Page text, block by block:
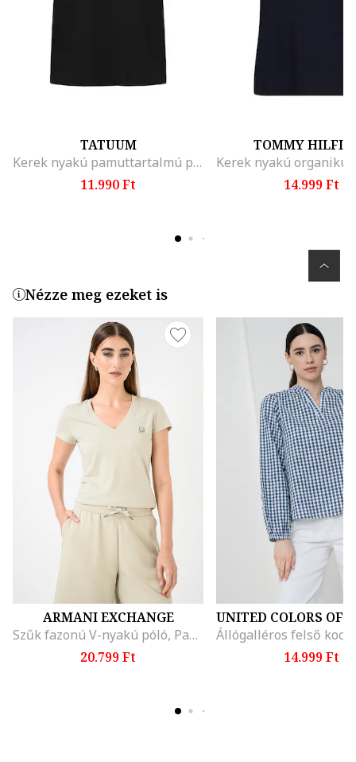
TATUUM
Kerek nyakú pamuttartalmú póló, Fekete
11.990 Ft
TOMMY
14.999 Ft
Nézze meg ezeket is
ARMANI EXCHANGE
Szűk fazonú V-nyakú póló, Pasztellzöld
20.799 Ft
14.999 Ft